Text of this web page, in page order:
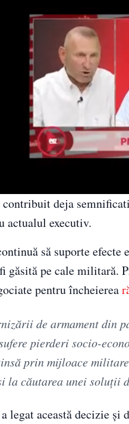
deja
actualul executiv.
să suporte
găsită pe cale militară.
pentru încheierea
de armament din
pierderi socio-
prin mijloace
la căutarea unei soluții
legat această decizie și